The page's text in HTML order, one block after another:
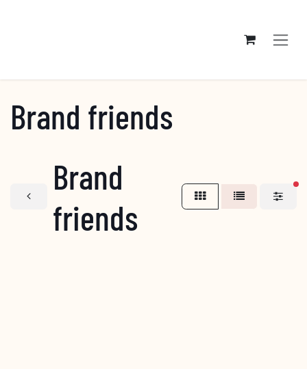
Brand friends
Brand
friends